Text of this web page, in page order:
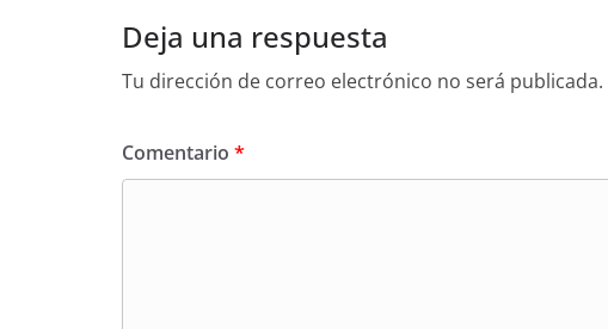
Deja una respuesta
Tu dirección de correo electrónico no será publicada.
Comentario *